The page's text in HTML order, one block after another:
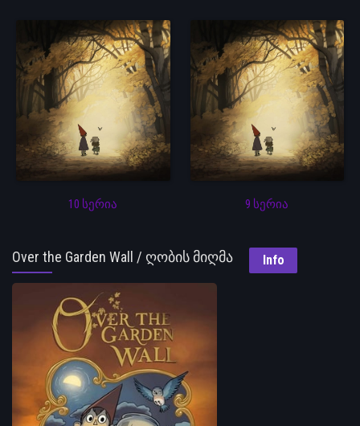
10 სერია 9 სერია
Over the Garden Wall / ღობის მიღმა Info